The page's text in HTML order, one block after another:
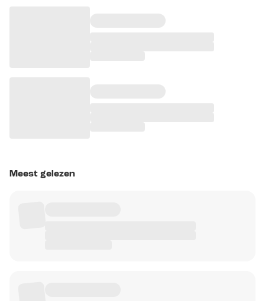
Meest gelezen